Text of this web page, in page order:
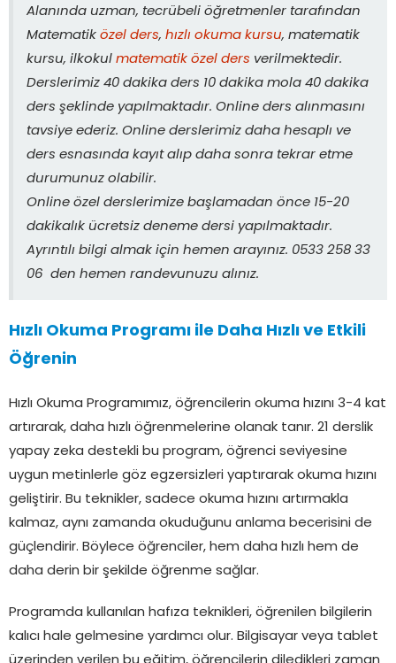
Alanında uzman, tecrübeli öğretmenler tarafından
Matematik özel ders, hızlı okuma kursu, matematik
kursu, ilkokul matematik özel ders verilmektedir.
Derslerimiz 40 dakika ders 10 dakika mola 40 dakika
ders şeklinde yapılmaktadır. Online ders alınmasını
tavsiye ederiz. Online derslerimiz daha hesaplı ve
ders esnasında kayıt alıp daha sonra tekrar etme
durumunuz olabilir.
Online özel derslerimize başlamadan önce 15-20
dakikalık ücretsiz deneme dersi yapılmaktadır.
Ayrıntılı bilgi almak için hemen arayınız. 0533 258 33
06 den hemen randevunuzu alınız.
Hızlı Okuma Programı ile Daha Hızlı ve Etkili
Öğrenin
Hızlı Okuma Programımız, öğrencilerin okuma hızını 3-4 kat
artırarak, daha hızlı öğrenmelerine olanak tanır. 21 derslik
yapay zeka destekli bu program, öğrenci seviyesine
uygun metinlerle göz egzersizleri yaptırarak okuma hızını
geliştirir. Bu teknikler, sadece okuma hızını artırmakla
kalmaz, aynı zamanda okuduğunu anlama becerisini de
güçlendirir. Böylece öğrenciler, hem daha hızlı hem de
daha derin bir şekilde öğrenme sağlar.
Programda kullanılan hafıza teknikleri, öğrenilen bilgilerin
kalıcı hale gelmesine yardımcı olur. Bilgisayar veya tablet